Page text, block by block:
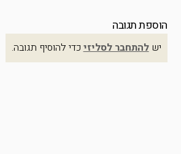
הוספת תגובה
ישלהתחבר לסליזיכדי להוסיף תגובה.